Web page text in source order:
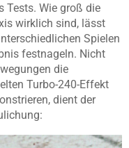
Tests. Wie groß die
wirklich sind, lässt
Spielen
festnageln. Nicht
die
Turbo-240-Effekt
dient der